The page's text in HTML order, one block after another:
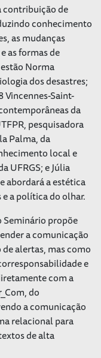
contribuição de
conhecimento
as mudanças
as formas de
Norma
dos desastres;
Vincennes-Saint-
da
pesquisadora
Palma, da
local e
UFRGS; e Júlia
abordará a estética
a política do olhar.
Seminário propõe
a comunicação
alertas, mas como
e
com a
do
a comunicação
relacional para
de alta